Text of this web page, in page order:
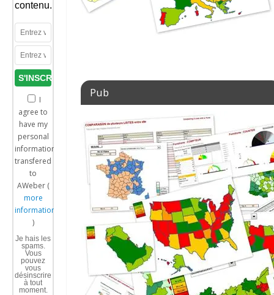
contenu.
I
agree to
have my
personal
information
transfered
to
AWeber (
more
information
)
Je hais les
spams.
Vous
pouvez
vous
désinscrire
à tout
moment.
Pub